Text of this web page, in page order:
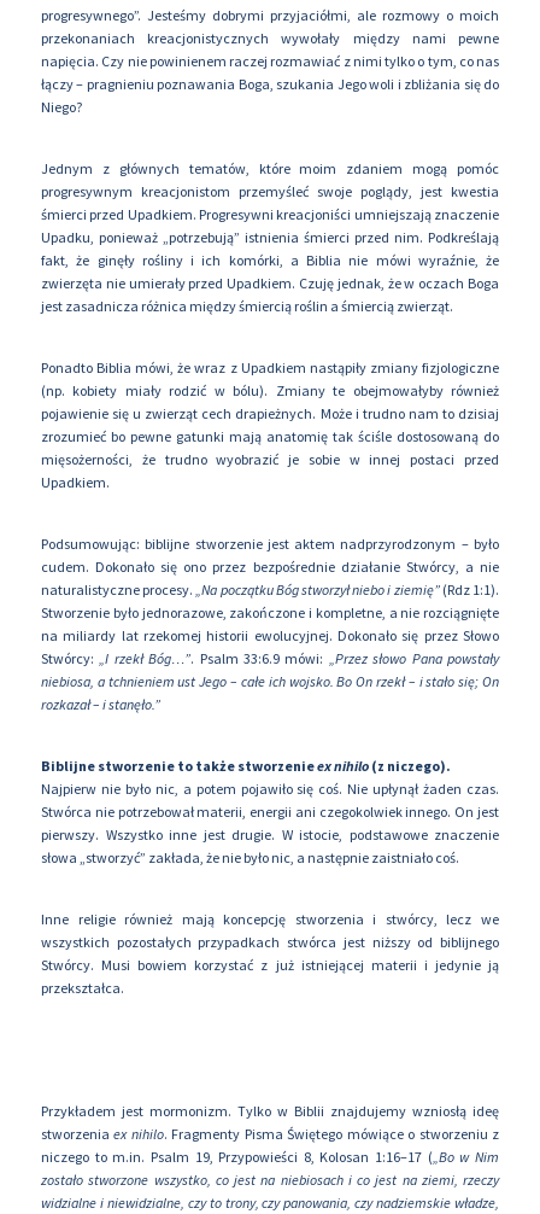
progresywnego”. Jesteśmy dobrymi przyjaciółmi, ale rozmowy o moich
przekonaniach kreacjonistycznych wywołały między nami pewne
napięcia. Czy nie powinienem raczej rozmawiać z nimi tylko o tym, co nas
łączy – pragnieniu poznawania Boga, szukania Jego woli i zbliżania się do
Niego?
Jednym z głównych tematów, które moim zdaniem mogą pomóc
progresywnym kreacjonistom przemyśleć swoje poglądy, jest kwestia
śmierci przed Upadkiem. Progresywni kreacjoniści umniejszają znaczenie
Upadku, ponieważ „potrzebują” istnienia śmierci przed nim. Podkreślają
fakt, że ginęły rośliny i ich komórki, a Biblia nie mówi wyraźnie, że
zwierzęta nie umierały przed Upadkiem. Czuję jednak, że w oczach Boga
jest zasadnicza różnica między śmiercią roślin a śmiercią zwierząt.
Ponadto Biblia mówi, że wraz z Upadkiem nastąpiły zmiany fizjologiczne
(np. kobiety miały rodzić w bólu). Zmiany te obejmowałyby również
pojawienie się u zwierząt cech drapieżnych. Może i trudno nam to dzisiaj
zrozumieć bo pewne gatunki mają anatomię tak ściśle dostosowaną do
mięsożerności, że trudno wyobrazić je sobie w innej postaci przed
Upadkiem.
Podsumowując: biblijne stworzenie jest aktem nadprzyrodzonym – było
cudem. Dokonało się ono przez bezpośrednie działanie Stwórcy, a nie
naturalistyczne procesy. „Na początku Bóg stworzył niebo i ziemię”(Rdz 1:1).
Stworzenie było jednorazowe, zakończone i kompletne, a nie rozciągnięte
na miliardy lat rzekomej historii ewolucyjnej. Dokonało się przez Słowo
Stwórcy:
„I rzekł Bóg…”. Psalm 33:6.9 mówi:
„Przez słowo Pana powstały
niebiosa, a tchnieniem ust Jego – całe ich wojsko. Bo On rzekł – i stało się; On
rozkazał – i stanęło.”
Biblijne stworzenie to także stworzenieex nihilo (z niczego).
Najpierw nie było nic, a potem pojawiło się coś. Nie upłynął żaden czas.
Stwórca nie potrzebował materii, energii ani czegokolwiek innego. On jest
pierwszy. Wszystko inne jest drugie. W istocie, podstawowe znaczenie
słowa „stworzyć” zakłada, że nie było nic, a następnie zaistniało coś.
Inne religie również mają koncepcję stworzenia i stwórcy, lecz we
wszystkich pozostałych przypadkach stwórca jest niższy od biblijnego
Stwórcy. Musi bowiem korzystać z już istniejącej materii i jedynie ją
przekształca.
Przykładem jest mormonizm. Tylko w Biblii znajdujemy wzniosłą ideę
stworzeniaex nihilo. Fragmenty Pisma Świętego mówiące o stworzeniu z
niczego to m.in. Psalm 19, Przypowieści 8, Kolosan 1:16–17 („Bo w Nim
zostało stworzone wszystko, co jest na niebiosach i co jest na ziemi, rzeczy
widzialne i niewidzialne, czy to trony, czy panowania, czy nadziemskie władze,